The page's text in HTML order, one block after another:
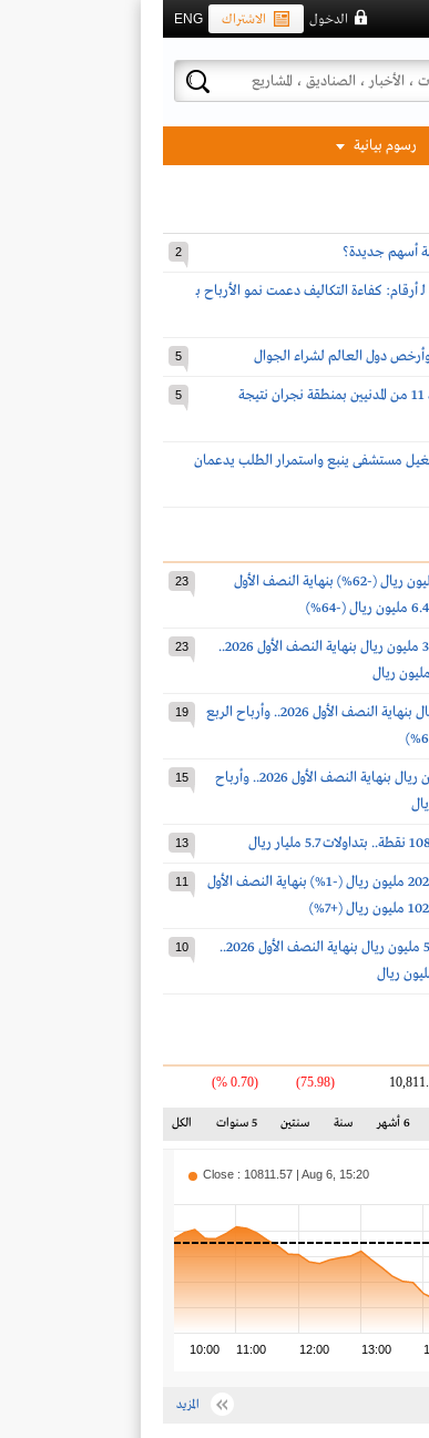
ENG الاشتراك الدخول
رسوم بيانية
أسهم جديدة؟ 2
أرقام: كفاءة التكاليف دعمت نمو الأرباح بـ
5
قوات التحالف: إصابة عدد 11 من المدنيين بمنطقة نجران نتيجة
5
مستشفى ينبع واستمرار الطلب يدعمان
أرباح صالح الراشد 15.7 مليون ريال (-62%) بنهاية النصف الأول
23
أرباح الخدمات الأرضية 3.9 مليون ريال بنهاية النصف الأول 2026..
23
أرباح الدواء 52.5 مليون ريال بنهاية النصف الأول 2026.. وأرباح الربع
19
أرباح أكوا باور 653.2 مليون ريال بنهاية النصف الأول 2026.. وأرباح
15
13
أرباح أسمنت السعودية 202.2 مليون ريال (-1%) بنهاية النصف الأول
11
أرباح سينومي سنترز 588.2 مليون ريال بنهاية النصف الأول 2026..
10
(75.98)
(0.70 %)
6 أشهر سنة سنتين 5 سنوات الكل
10:00 11:00 12:00 13:00
Close : 10811.57 | Aug 6, 15:20
المزيد